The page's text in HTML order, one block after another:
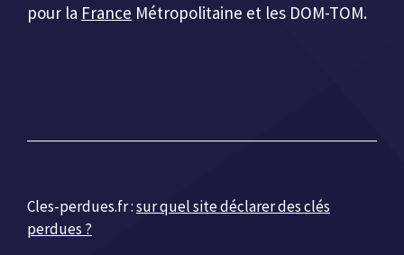
pour la France Métropolitaine et les DOM-TOM.
Cles-perdues.fr :sur quel site déclarer des clés
perdues ?